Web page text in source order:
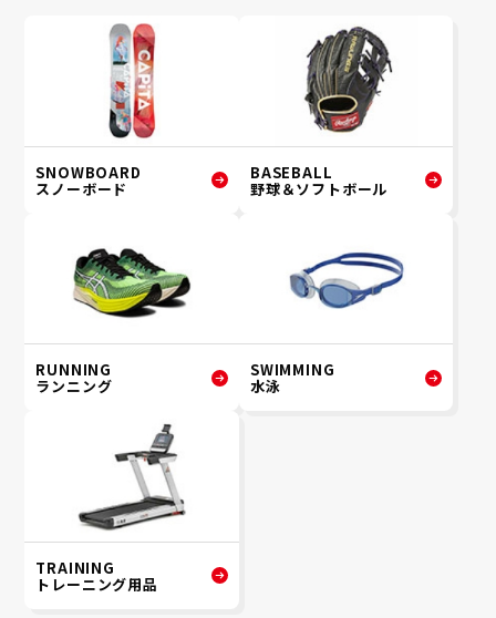
SNOWBOARD
スノーボード
BASEBALL
野球＆ソフトボール
RUNNING
ランニング
SWIMMING
水泳
TRAINING
トレーニング用品